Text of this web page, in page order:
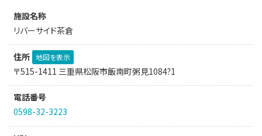
施設名称
リバーサイド茶倉
住所 地図を表示
〒515-1411 三重県松阪市飯南町粥見1084?1
電話番号
0598-32-3223